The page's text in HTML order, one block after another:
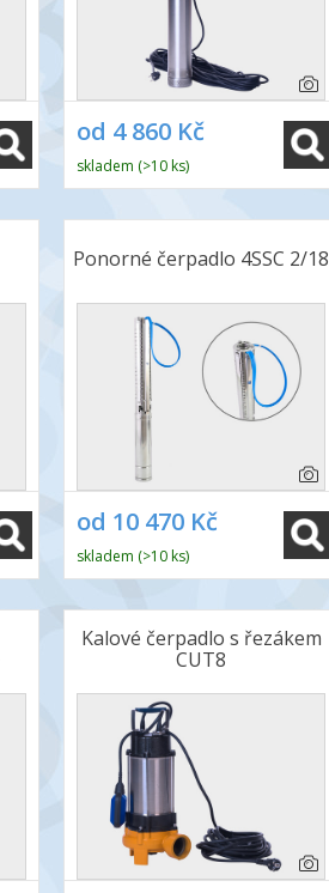
od 4 860 Kč
skladem (>10 ks)
Ponorné čerpadlo 4SSC 2/18
od 10 470 Kč
skladem (>10 ks)
Kalové čerpadlo s řezákem
CUT8